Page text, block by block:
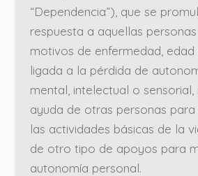
“Dependencia”), que se
respuesta a aquellas
motivos de enfermedad,
ligada a la pérdida de
mental, intelectual o
ayuda de otras personas
las actividades básicas de la
de otro tipo de apoyos para
autonomía personal.